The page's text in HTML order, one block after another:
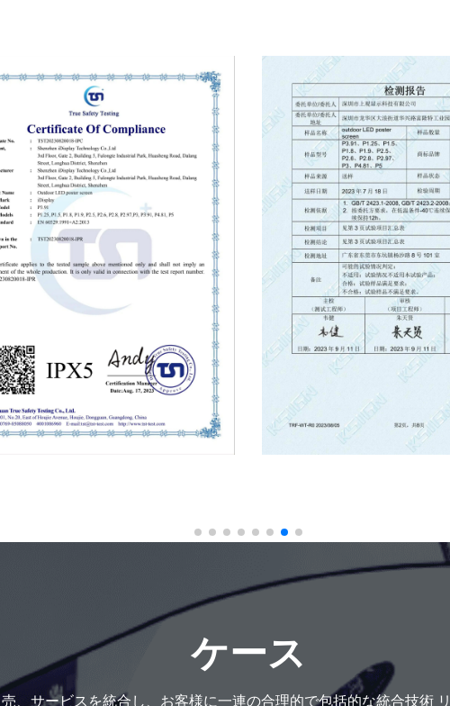
ケース
、サービスを統合し、お客様に一連の合理的で包括的な統合技術